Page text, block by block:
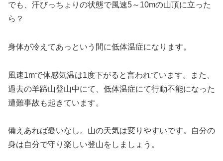
でも、汗びっちょりの状態で風速5～10mの山頂に立った
ら？
身体が冷えてあっという間に低体温症になります。
風速1mで体感気温は1度下がると言われています。また、
過去の羊蹄山登山中にて、低体温症にて行動不能になった
遭難事故も起きています。
備えあれば憂いなし。山の天気は変りやすいです。自分の
身は自分で守り楽しい登山をしましょう。